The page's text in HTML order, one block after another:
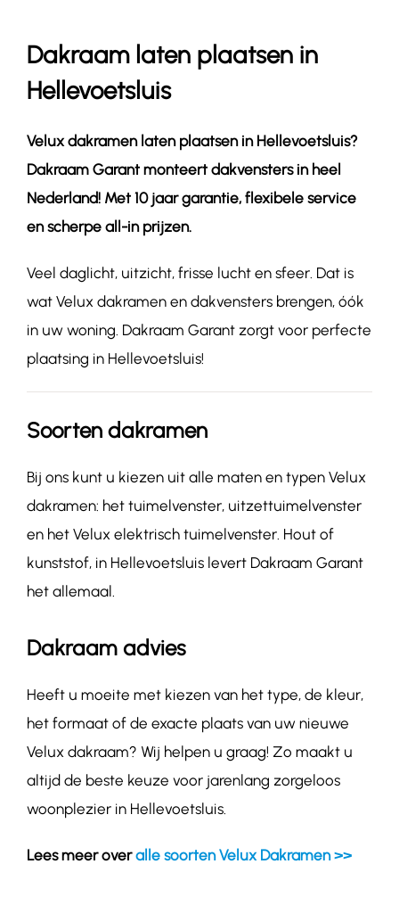
Contact
Dakraam laten plaatsen in
Hellevoetsluis
Velux dakramen laten plaatsen in Hellevoetsluis?
Dakraam Garant monteert dakvensters in heel
Nederland! Met 10 jaar garantie, flexibele service
en scherpe all-in prijzen.
Veel daglicht, uitzicht, frisse lucht en sfeer. Dat is
wat Velux dakramen en dakvensters brengen, óók
in uw woning. Dakraam Garant zorgt voor perfecte
plaatsing in Hellevoetsluis!
Soorten dakramen
Bij ons kunt u kiezen uit alle maten en typen Velux
dakramen: het tuimelvenster, uitzettuimelvenster
en het Velux elektrisch tuimelvenster. Hout of
kunststof, in Hellevoetsluis levert Dakraam Garant
het allemaal.
Dakraam advies
Heeft u moeite met kiezen van het type, de kleur,
het formaat of de exacte plaats van uw nieuwe
Velux dakraam? Wij helpen u graag! Zo maakt u
altijd de beste keuze voor jarenlang zorgeloos
woonplezier in Hellevoetsluis.
Lees meer overalle soorten Velux Dakramen >>